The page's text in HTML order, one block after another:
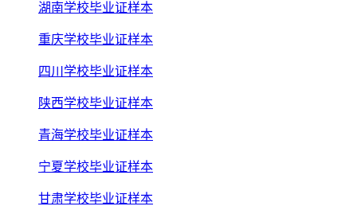
湖南学校毕业证样本
重庆学校毕业证样本
四川学校毕业证样本
陕西学校毕业证样本
青海学校毕业证样本
宁夏学校毕业证样本
甘肃学校毕业证样本